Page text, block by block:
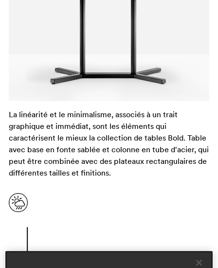
La linéarité et le minimalisme, associés à un trait
graphique et immédiat, sont les éléments qui
caractérisent le mieux la collection de tables Bold. Table
avec base en fonte sablée et colonne en tube d'acier, qui
peut être combinée avec des plateaux rectangulaires de
différentes tailles et finitions.